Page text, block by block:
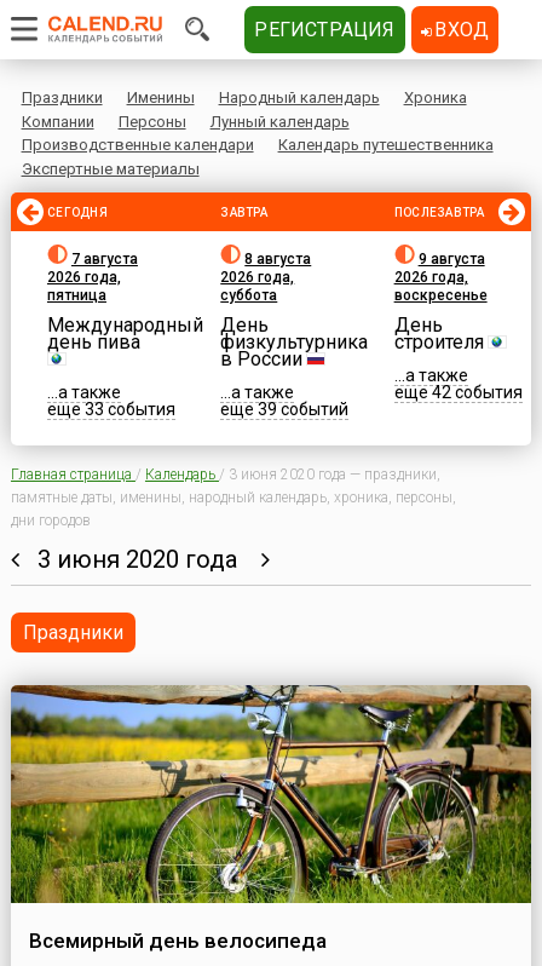
Праздники Именины Народный календарь
Хроника
Компании
Персоны
Лунный календарь
Производственные календари
Календарь путешественника
Экспертные материалы
СЕГОДНЯ
7 августа
2026 года,
пятница
Международный
день пива
...а также
еще 33 события
ЗАВТРА
8 августа
2026 года,
суббота
День
физкультурника
в России
...а также
еще 39 событий
ПОСЛЕЗАВТРА
9 августа
2026 года,
воскресенье
День
строителя
...а также
еще 42 события
Главная страница / Календарь / 3 июня 2020 года — праздники,
памятные даты, именины, народный календарь, хроника, персоны,
дни городов
3 июня 2020 года
Праздники
Всемирный день велосипеда
РЕГИСТРАЦИЯ ВХОД